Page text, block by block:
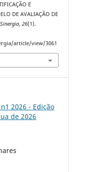
E
DE AVALIAÇÃO DE
,26(1).
article/view/3061
2026 - Edição
de 2026